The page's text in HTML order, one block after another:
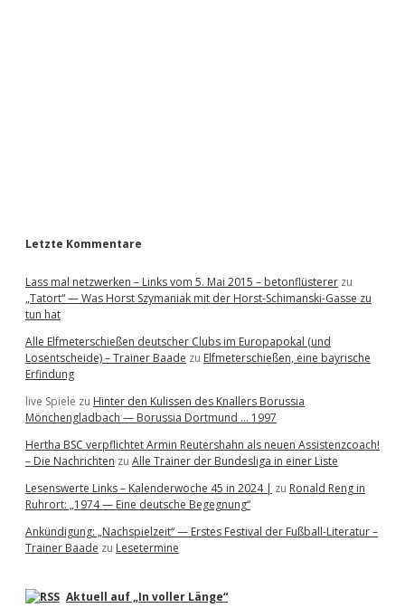
Letzte Kommentare
Lass mal netzwerken – Links vom 5. Mai 2015 – betonflüsterer zu
„Tatort“ — Was Horst Szymaniak mit der Horst-Schimanski-Gasse zu
tun hat
Alle Elfmeterschießen deutscher Clubs im Europapokal (und
Losentscheide) – Trainer Baade zu Elfmeterschießen, eine bayrische
Erfindung
live Spiele zu Hinter den Kulissen des Knallers Borussia
Mönchengladbach — Borussia Dortmund … 1997
Hertha BSC verpflichtet Armin Reutershahn als neuen Assistenzcoach!
– Die Nachrichten zu Alle Trainer der Bundesliga in einer Liste
Lesenswerte Links – Kalenderwoche 45 in 2024 | zu Ronald Reng in
Ruhrort: „1974 — Eine deutsche Begegnung“
Ankündigung: „Nachspielzeit“ — Erstes Festival der Fußball-Literatur –
Trainer Baade zu Lesetermine
Aktuell auf „In voller Länge“